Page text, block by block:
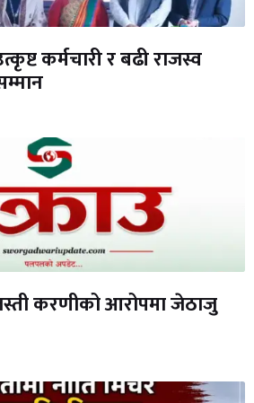
कर्मचारी र बढी राजस्व
करणीको आरोपमा जेठाजु